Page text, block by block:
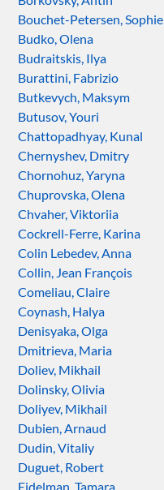
Bouchet-Petersen, Sophie
Budko, Olena
Budraitskis, Ilya
Burattini, Fabrizio
Butkevych, Maksym
Butusov, Youri
Chattopadhyay, Kunal
Chernyshev, Dmitry
Chornohuz, Yaryna
Chuprovska, Olena
Chvaher, Viktoriia
Cockrell-Ferre, Karina
Colin Lebedev, Anna
Collin, Jean François
Comeliau, Claire
Coynash, Halya
Denisyaka, Olga
Dmitrieva, Maria
Doliev, Mikhail
Dolinsky, Olivia
Doliyev, Mikhail
Dubien, Arnaud
Dudin, Vitaliy
Duguet, Robert
Eidelman, Tamara